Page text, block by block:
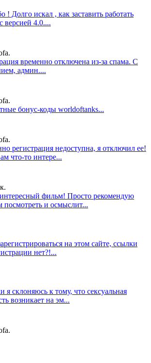
! Долго искал , как заставить работать
версией 4.0....
временно отключена из-за спама. С
админ....
бонус-коды worldoftanks...
регистрация недоступна, я отключил ее!
что-то интере...
фильм! Просто рекомендую
посмотреть и осмыслит...
на этом сайте, ссылки
нет?!...
я склоняюсь к тому, что сексуальная
возникает на эм...